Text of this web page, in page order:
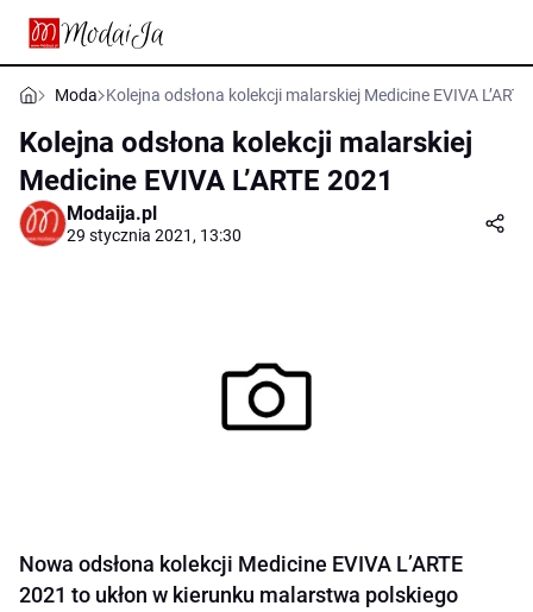
Moda Kolejna odsłona kolekcji malarskiej Medicine EVIVA
Kolejna odsłona kolekcji malarskiej
Medicine EVIVA L’ARTE 2021
Modaija.pl
29 stycznia 2021, 13:30
Nowa odsłona kolekcji Medicine EVIVA L’ARTE
2021 to ukłon w kierunku malarstwa polskiego